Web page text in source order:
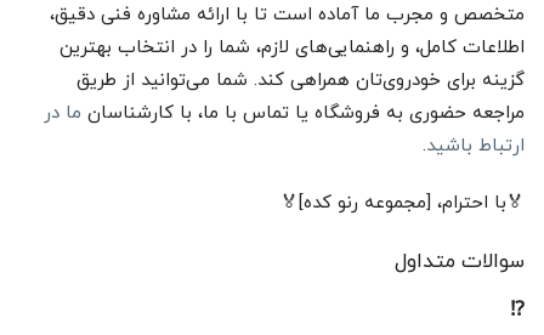
متخصص و مجرب ما آماده است تا با ارائه مشاوره فنی دقیق،
اطلاعات کامل، و راهنمایی‌های لازم، شما را در انتخاب بهترین
گزینه برای خودروی‌تان همراهی کند. شما می‌توانید از طریق
مراجعه حضوری به فروشگاه یا تماس با ما، با کارشناسان ما در
ارتباط باشید.
🏅با احترام، [مجموعه رنو کده]🏅
سوالات متداول
⁉️